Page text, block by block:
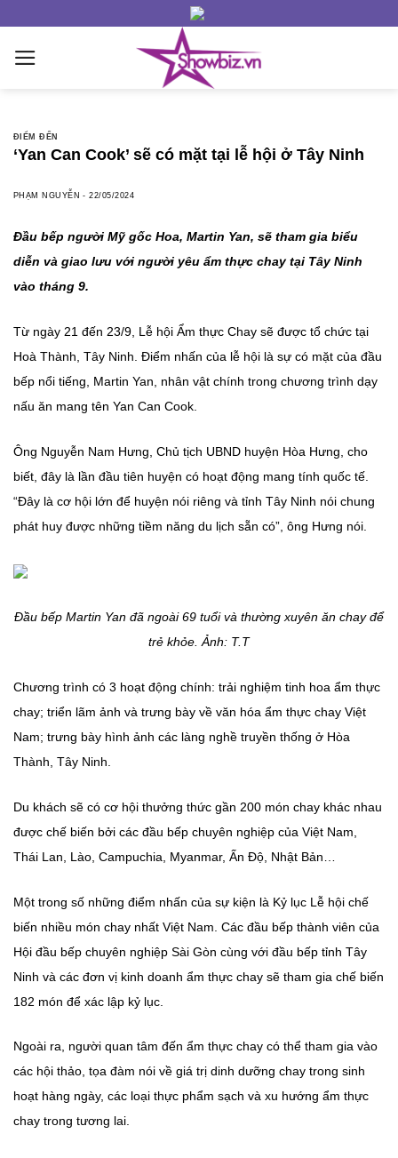
content
ĐIỂM ĐẾN
‘Yan Can Cook’ sẽ có mặt tại lễ hội ở Tây Ninh
PHẠM NGUYỄN -22/05/2024
Đầu bếp người Mỹ gốc Hoa, Martin Yan, sẽ tham gia biểu
diễn và giao lưu với người yêu ẩm thực chay tại Tây Ninh
vào tháng 9.
Từ ngày 21 đến 23/9, Lễ hội Ẩm thực Chay sẽ được tổ chức tại
Hoà Thành, Tây Ninh. Điểm nhấn của lễ hội là sự có mặt của đầu
bếp nổi tiếng, Martin Yan, nhân vật chính trong chương trình dạy
nấu ăn mang tên Yan Can Cook.
Ông Nguyễn Nam Hưng, Chủ tịch UBND huyện Hòa Hưng, cho
biết, đây là lần đầu tiên huyện có hoạt động mang tính quốc tế.
“Đây là cơ hội lớn để huyện nói riêng và tỉnh Tây Ninh nói chung
phát huy được những tiềm năng du lịch sẵn có”, ông Hưng nói.
Đầu bếp Martin Yan đã ngoài 69 tuổi và thường xuyên ăn chay để
trẻ khỏe. Ảnh: T.T
Chương trình có 3 hoạt động chính: trải nghiệm tinh hoa ẩm thực
chay; triển lãm ảnh và trưng bày về văn hóa ẩm thực chay Việt
Nam; trưng bày hình ảnh các làng nghề truyền thống ở Hòa
Thành, Tây Ninh.
Du khách sẽ có cơ hội thưởng thức gần 200 món chay khác nhau
được chế biến bởi các đầu bếp chuyên nghiệp của Việt Nam,
Thái Lan, Lào, Campuchia, Myanmar, Ấn Độ, Nhật Bản…
Một trong số những điểm nhấn của sự kiện là Kỷ lục Lễ hội chế
biến nhiều món chay nhất Việt Nam. Các đầu bếp thành viên của
Hội đầu bếp chuyên nghiệp Sài Gòn cùng với đầu bếp tỉnh Tây
Ninh và các đơn vị kinh doanh ẩm thực chay sẽ tham gia chế biến
182 món để xác lập kỷ lục.
Ngoài ra, người quan tâm đến ẩm thực chay có thể tham gia vào
các hội thảo, tọa đàm nói về giá trị dinh dưỡng chay trong sinh
hoạt hàng ngày, các loại thực phẩm sạch và xu hướng ẩm thực
chay trong tương lai.